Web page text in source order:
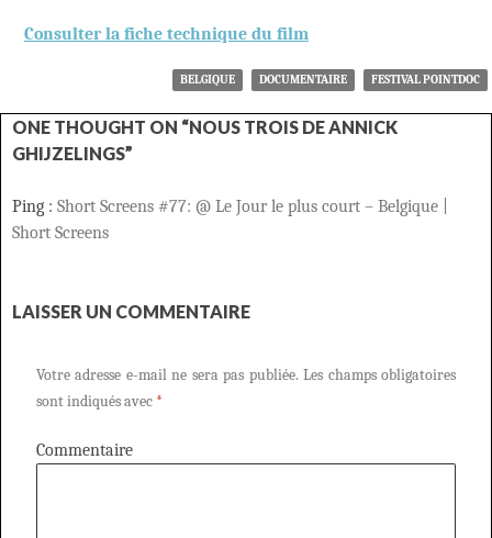
Consulter la fiche technique du film
BELGIQUE DOCUMENTAIRE FESTIVAL POINTDOC
ONE THOUGHT ON “NOUS TROIS DE ANNICK
GHIJZELINGS”
Ping : Short Screens #77: @ Le Jour le plus court – Belgique |
Short Screens
LAISSER UN COMMENTAIRE
Votre adresse e-mail ne sera pas publiée. Les champs obligatoires
sont indiqués avec *
Commentaire